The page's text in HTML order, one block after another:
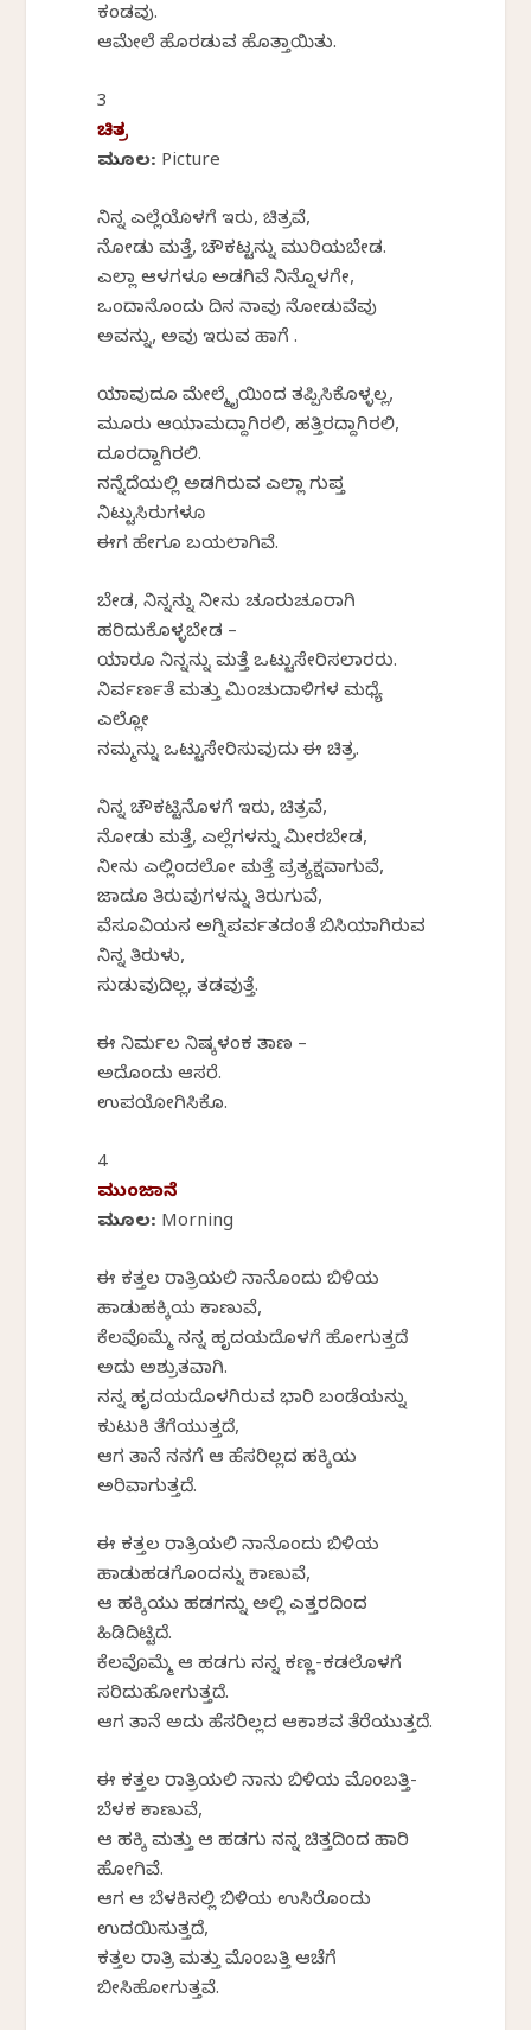
ಕಂಡವು.
ಆಮೇಲೆ ಹೊರಡುವ ಹೊತ್ತಾಯಿತು.
3
ಚಿತ್ರ
ಮೂಲ: Picture
ನಿನ್ನ ಎಲ್ಲೆಯೊಳಗೆ ಇರು, ಚಿತ್ರವೆ,
ನೋಡು ಮತ್ತೆ, ಚೌಕಟ್ಟನ್ನು ಮುರಿಯಬೇಡ.
ಎಲ್ಲಾ ಆಳಗಳೂ ಅಡಗಿವೆ ನಿನ್ನೊಳಗೇ,
ಒಂದಾನೊಂದು ದಿನ ನಾವು ನೋಡುವೆವು
ಅವನ್ನು, ಅವು ಇರುವ ಹಾಗೆ .
ಯಾವುದೂ ಮೇಲ್ಮೈಯಿಂದ ತಪ್ಪಿಸಿಕೊಳ್ಳಲ್ಲ,
ಮೂರು ಆಯಾಮದ್ದಾಗಿರಲಿ, ಹತ್ತಿರದ್ದಾಗಿರಲಿ,
ದೂರದ್ದಾಗಿರಲಿ.
ನನ್ನೆದೆಯಲ್ಲಿ ಅಡಗಿರುವ ಎಲ್ಲಾ ಗುಪ್ತ
ನಿಟ್ಟುಸಿರುಗಳೂ
ಈಗ ಹೇಗೂ ಬಯಲಾಗಿವೆ.
ಬೇಡ, ನಿನ್ನನ್ನು ನೀನು ಚೂರುಚೂರಾಗಿ
ಹರಿದುಕೊಳ್ಳಬೇಡ –
ಯಾರೂ ನಿನ್ನನ್ನು ಮತ್ತೆ ಒಟ್ಟುಸೇರಿಸಲಾರರು.
ನಿರ್ವರ್ಣತೆ ಮತ್ತು ಮಿಂಚುದಾಳಿಗಳ ಮಧ್ಯೆ
ಎಲ್ಲೋ
ನಮ್ಮನ್ನು ಒಟ್ಟುಸೇರಿಸುವುದು ಈ ಚಿತ್ರ.
ನಿನ್ನ ಚೌಕಟ್ಟಿನೊಳಗೆ ಇರು, ಚಿತ್ರವೆ,
ನೋಡು ಮತ್ತೆ, ಎಲ್ಲೆಗಳನ್ನು ಮೀರಬೇಡ,
ನೀನು ಎಲ್ಲಿಂದಲೋ ಮತ್ತೆ ಪ್ರತ್ಯಕ್ಷವಾಗುವೆ,
ಜಾದೂ ತಿರುವುಗಳನ್ನು ತಿರುಗುವೆ,
ವೆಸೂವಿಯಸ ಅಗ್ನಿಪರ್ವತದಂತೆ ಬಿಸಿಯಾಗಿರುವ
ನಿನ್ನ ತಿರುಳು,
ಸುಡುವುದಿಲ್ಲ, ತಡವುತ್ತೆ.
ಈ ನಿರ್ಮಲ ನಿಷ್ಕಳಂಕ ತಾಣ –
ಅದೊಂದು ಆಸರೆ.
ಉಪಯೋಗಿಸಿಕೊ.
4
ಮುಂಜಾನೆ
ಮೂಲ: Morning
ಈ ಕತ್ತಲ ರಾತ್ರಿಯಲಿ ನಾನೊಂದು ಬಿಳಿಯ
ಹಾಡುಹಕ್ಕಿಯ ಕಾಣುವೆ,
ಕೆಲವೊಮ್ಮೆ ನನ್ನ ಹೃದಯದೊಳಗೆ ಹೋಗುತ್ತದೆ
ಅದು ಅಶ್ರುತವಾಗಿ.
ನನ್ನ ಹೃದಯದೊಳಗಿರುವ ಭಾರಿ ಬಂಡೆಯನ್ನು
ಕುಟುಕಿ ತೆಗೆಯುತ್ತದೆ,
ಆಗ ತಾನೆ ನನಗೆ ಆ ಹೆಸರಿಲ್ಲದ ಹಕ್ಕಿಯ
ಅರಿವಾಗುತ್ತದೆ.
ಈ ಕತ್ತಲ ರಾತ್ರಿಯಲಿ ನಾನೊಂದು ಬಿಳಿಯ
ಹಾಡುಹಡಗೊಂದನ್ನು ಕಾಣುವೆ,
ಆ ಹಕ್ಕಿಯು ಹಡಗನ್ನು ಅಲ್ಲಿ ಎತ್ತರದಿಂದ
ಹಿಡಿದಿಟ್ಟಿದೆ.
ಕೆಲವೊಮ್ಮೆ ಆ ಹಡಗು ನನ್ನ ಕಣ್ಣ-ಕಡಲೊಳಗೆ
ಸರಿದುಹೋಗುತ್ತದೆ.
ಆಗ ತಾನೆ ಅದು ಹೆಸರಿಲ್ಲದ ಆಕಾಶವ ತೆರೆಯುತ್ತದೆ.
ಈ ಕತ್ತಲ ರಾತ್ರಿಯಲಿ ನಾನು ಬಿಳಿಯ ಮೊಂಬತ್ತಿ-
ಬೆಳಕ ಕಾಣುವೆ,
ಆ ಹಕ್ಕಿ ಮತ್ತು ಆ ಹಡಗು ನನ್ನ ಚಿತ್ತದಿಂದ ಹಾರಿ
ಹೋಗಿವೆ.
ಆಗ ಆ ಬೆಳಕಿನಲ್ಲಿ ಬಿಳಿಯ ಉಸಿರೊಂದು
ಉದಯಿಸುತ್ತದೆ,
ಕತ್ತಲ ರಾತ್ರಿ ಮತ್ತು ಮೊಂಬತ್ತಿ ಆಚೆಗೆ
ಬೀಸಿಹೋಗುತ್ತವೆ.